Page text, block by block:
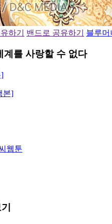
하기 밴드로 공유하기 블루머
를 사랑할 수 없다
본]
웹툰